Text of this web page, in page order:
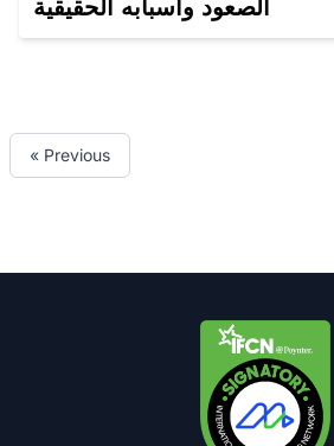
الصعود وأسبابه الحقيقية
« Previous